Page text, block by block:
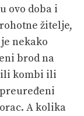
ovo doba i
žitelje,
nekako
brod na
ili kombi ili
A kolika